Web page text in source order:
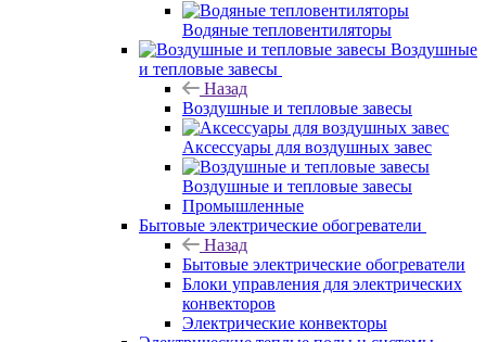
Водяные тепловентиляторы
Воздушные
и тепловые завесы
Назад
Воздушные и тепловые завесы
Аксессуары для воздушных завес
Воздушные и тепловые завесы
Промышленные
Бытовые электрические обогреватели
Назад
Бытовые электрические обогреватели
Блоки управления для электрических
конвекторов
Электрические конвекторы